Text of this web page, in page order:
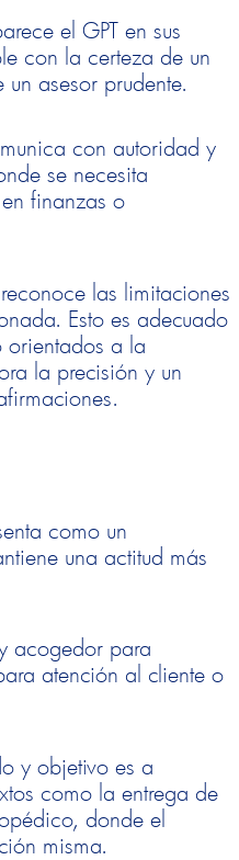
el GPT en sus
con la certeza de un
asesor prudente.
con autoridad y
se necesita
finanzas o
las limitaciones
Esto es adecuado
orientados a la
la precisión y un
como un
una actitud más
acogedor para
atención al cliente o
y objetivo es a
como la entrega de
donde el
misma.